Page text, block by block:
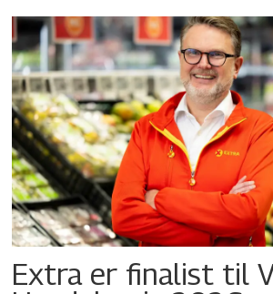
Extra er finalist til